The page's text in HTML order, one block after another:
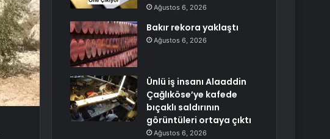
Ağustos 6, 2026
Bakır rekora yaklaştı
Ağustos 6, 2026
Ünlü iş insanı Alaaddin
Çağlıköse’ye kafede
bıçaklı saldırının
görüntüleri ortaya çıktı
Ağustos 6, 2026